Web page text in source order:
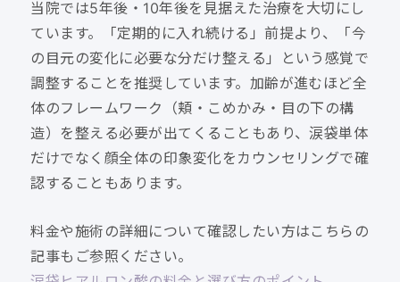
当院では5年後・10年後を見据えた治療を大切にし
ています。「定期的に入れ続ける」前提より、「今
の目元の変化に必要な分だけ整える」という感覚で
調整することを推奨しています。加齢が進むほど全
体のフレームワーク（頬・こめかみ・目の下の構
造）を整える必要が出てくることもあり、涙袋単体
だけでなく顔全体の印象変化をカウンセリングで確
認することもあります。
料金や施術の詳細について確認したい方はこちらの
記事もご参照ください。